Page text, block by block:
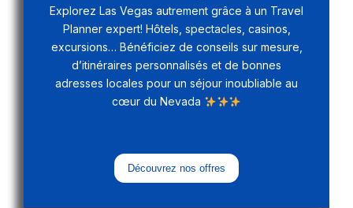
Explorez Las Vegas autrement grâce à un Travel
Planner expert! Hôtels, spectacles, casinos,
excursions… Bénéficiez de conseils sur mesure,
d’itinéraires personnalisés et de bonnes
adresses locales pour un séjour inoubliable au
cœur du Nevada
Découvrez nos offres